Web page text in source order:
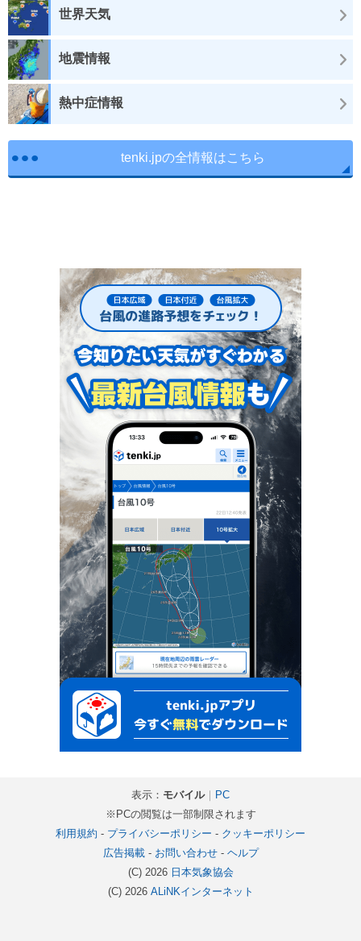
世界天気
地震情報
熱中症情報
tenki.jpの全情報はこちら
表示： モバイル｜
PC
※PCの閲覧は一部制限されます
利用規約 - プライバシーポリシー - クッキーポリシー
広告掲載- お問い合わせ- ヘルプ
(C) 2026 日本気象協会
(C) 2026 ALiNKインターネット